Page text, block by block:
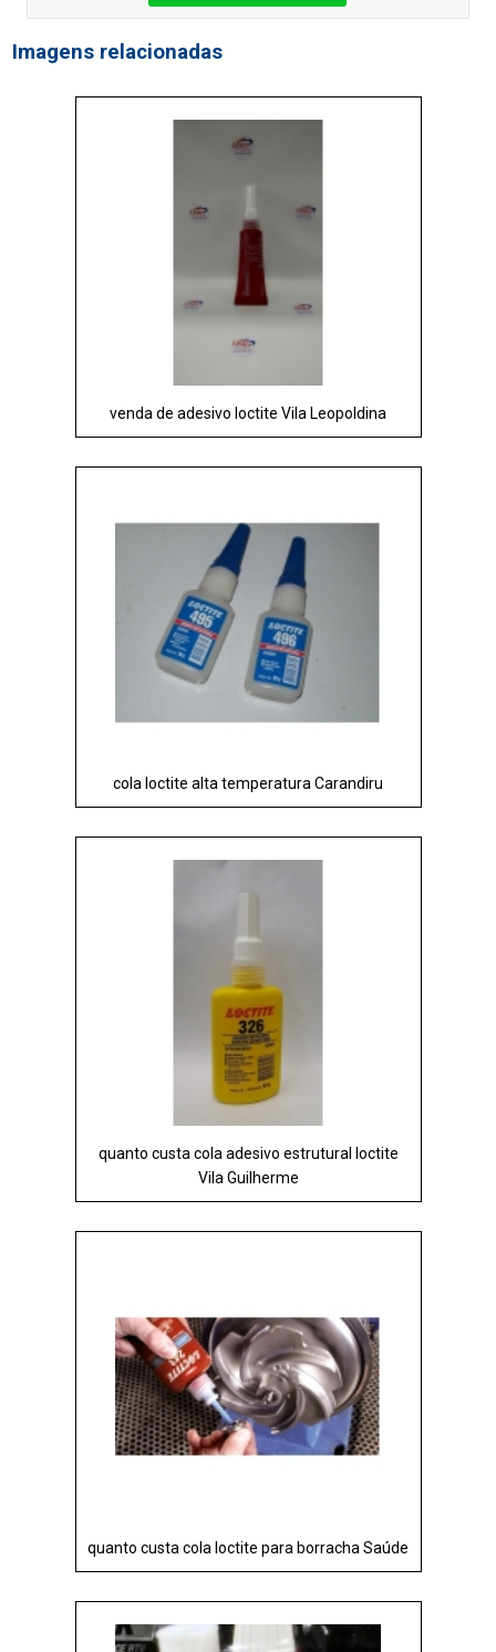
Imagens relacionadas
venda de adesivo loctite Vila Leopoldina
cola loctite alta temperatura Carandiru
quanto custa cola adesivo estrutural loctite
Vila Guilherme
quanto custa cola loctite para borracha Saúde